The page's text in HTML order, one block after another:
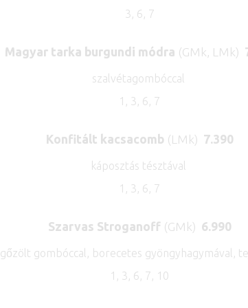
3, 6, 7
Magyar tarka burgundi módra (GMk, LMk)
szalvétagombóccal
1, 3, 6, 7
Konfitált kacsacomb (LMk) 7.390
káposztás tésztával
1, 3, 6, 7
Szarvas Stroganoff (GMk) 6.990
gőzölt gombóccal, borecetes gyöngyhagymával,
1, 3, 6, 7, 10